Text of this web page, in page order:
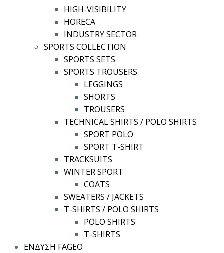
HIGH-VISIBILITY
HORECA
INDUSTRY SECTOR
SPORTS COLLECTION
SPORTS SETS
SPORTS TROUSERS
LEGGINGS
SHORTS
TROUSERS
TECHNICAL SHIRTS / POLO SHIRTS
SPORT POLO
SPORT T-SHIRT
TRACKSUITS
WINTER SPORT
COATS
SWEATERS / JACKETS
T-SHIRTS / POLO SHIRTS
POLO SHIRTS
T-SHIRTS
ΕΝΔΥΣΗ FAGEO